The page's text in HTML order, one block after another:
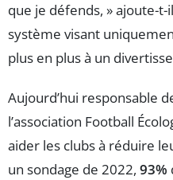
que je défends, » ajoute-t-
système visant
plus en plus à un
Aujourd’hui responsable
l’association Football
aider les clubs à réduire
un sondage de 2022, 93%